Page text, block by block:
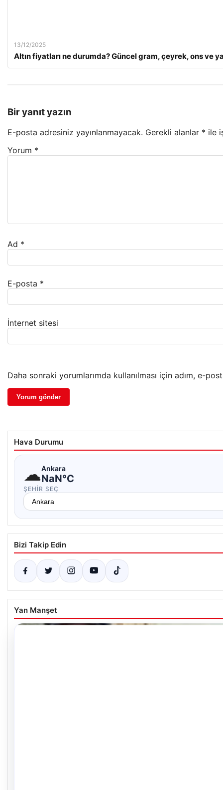
13/12/2025
Altın fiyatları ne durumda? Güncel gram, çeyrek, ons ve
Bir yanıt yazın
E-posta adresiniz yayınlanmayacak. Gerekli alanlar * ile
Yorum *
Ad *
E-posta *
İnternet sitesi
Daha sonraki yorumlarımda kullanılması için adım, e-
Hava Durumu
☁Ankara
NaN°C
ŞEHIR SEÇ
Bizi Takip Edin
Yan Manşet